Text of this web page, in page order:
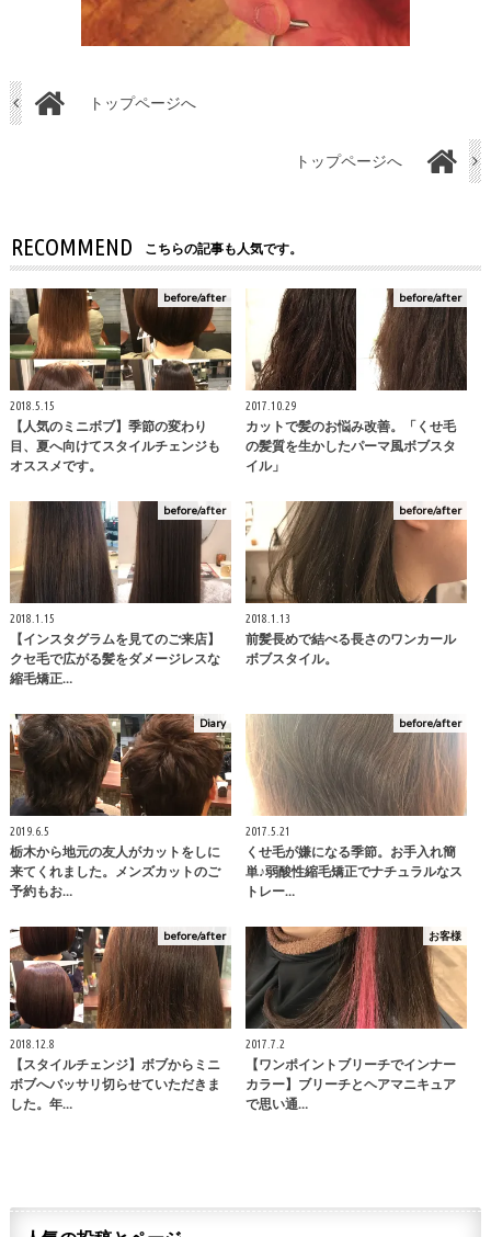
トップページへ
トップページへ
RECOMMEND こちらの記事も人気です。
before/after
2018.5.15
【人気のミニボブ】季節の変わり
目、夏へ向けてスタイルチェンジも
オススメです。
before/after
2017.10.29
カットで髪のお悩み改善。「くせ毛
の髪質を生かしたパーマ風ボブスタ
イル」
before/after
2018.1.15
【インスタグラムを見てのご来店】
クセ毛で広がる髪をダメージレスな
縮毛矯正…
before/after
2018.1.13
前髪長めで結べる長さのワンカール
ボブスタイル。
Diary
2019.6.5
栃木から地元の友人がカットをしに
来てくれました。メンズカットのご
予約もお…
before/after
2017.5.21
くせ毛が嫌になる季節。お手入れ簡
単♪弱酸性縮毛矯正でナチュラルなス
トレー…
before/after
2018.12.8
【スタイルチェンジ】ボブからミニ
ボブへバッサリ切らせていただきま
した。年…
お客様
2017.7.2
【ワンポイントブリーチでインナー
カラー】ブリーチとヘアマニキュア
で思い通…